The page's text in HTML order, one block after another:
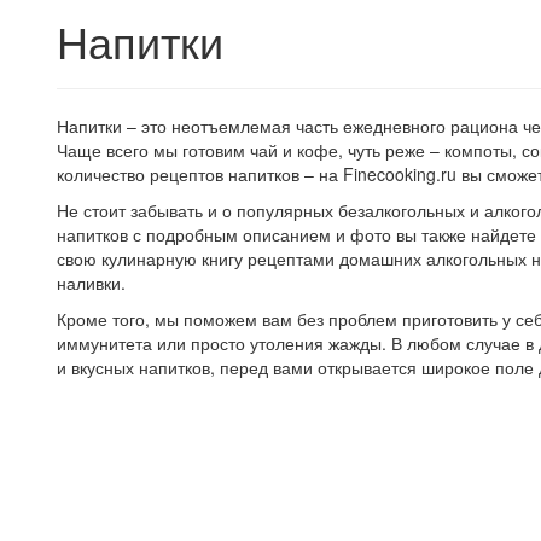
Напитки
Напитки – это неотъемлемая часть ежедневного рациона
Чаще всего мы готовим чай и кофе, чуть реже – компоты,
количество рецептов напитков – на Finecooking.ru вы
Не стоит забывать и о популярных безалкогольных и
напитков с подробным описанием и фото вы также
свою кулинарную книгу рецептами домашних алкогольных
наливки.
Кроме того, мы поможем вам без проблем приготовить у
иммунитета или просто утоления жажды. В любом случае
и вкусных напитков, перед вами открывается широкое